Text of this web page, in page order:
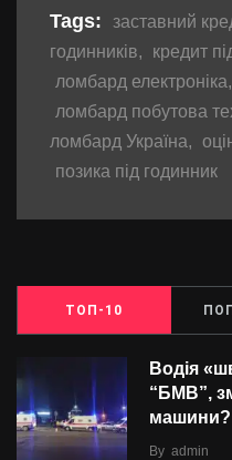
Tags: заставний
годинників, кредит
ломбард електроніка,
ломбард побутова
ломбард Україна,
позика під годинник
ТОП-10
Водія
“БMВ”,
машини?
By admin